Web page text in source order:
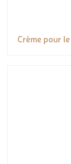
Crème pour